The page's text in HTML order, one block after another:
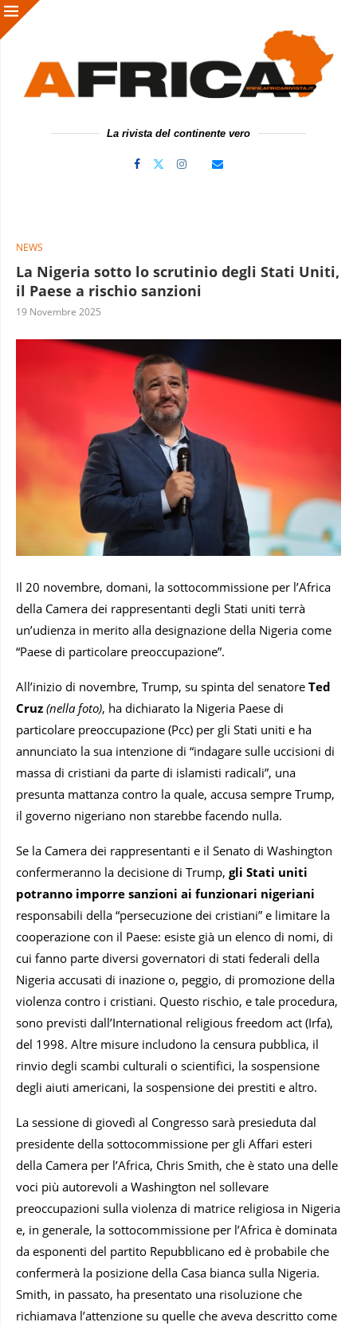
La rivista del continente vero
NEWS
La Nigeria sotto lo scrutinio degli Stati Uniti,
il Paese a rischio sanzioni
19 Novembre 2025
Il 20 novembre, domani, la sottocommissione per l’Africa
della Camera dei rappresentanti degli Stati uniti terrà
un’udienza in merito alla designazione della Nigeria come
“Paese di particolare preoccupazione”.
All’inizio di novembre, Trump, su spinta del senatore Ted
Cruz (nella foto), ha dichiarato la Nigeria Paese di
particolare preoccupazione (Pcc) per gli Stati uniti e ha
annunciato la sua intenzione di “indagare sulle uccisioni di
massa di cristiani da parte di islamisti radicali”, una
presunta mattanza contro la quale, accusa sempre Trump,
il governo nigeriano non starebbe facendo nulla.
Se la Camera dei rappresentanti e il Senato di Washington
confermeranno la decisione di Trump, gli Stati uniti
potranno imporre sanzioni ai funzionari nigeriani
responsabili della “persecuzione dei cristiani” e limitare la
cooperazione con il Paese: esiste già un elenco di nomi, di
cui fanno parte diversi governatori di stati federali della
Nigeria accusati di inazione o, peggio, di promozione della
violenza contro i cristiani. Questo rischio, e tale procedura,
sono previsti dall’International religious freedom act (Irfa),
del 1998. Altre misure includono la censura pubblica, il
rinvio degli scambi culturali o scientifici, la sospensione
degli aiuti americani, la sospensione dei prestiti e altro.
La sessione di giovedì al Congresso sarà presieduta dal
presidente della sottocommissione per gli Affari esteri
della Camera per l’Africa, Chris Smith, che è stato una delle
voci più autorevoli a Washington nel sollevare
preoccupazioni sulla violenza di matrice religiosa in Nigeria
e, in generale, la sottocommissione per l’Africa è dominata
da esponenti del partito Repubblicano ed è probabile che
confermerà la posizione della Casa bianca sulla Nigeria.
Smith, in passato, ha presentato una risoluzione che
richiamava l’attenzione su quelle che aveva descritto come